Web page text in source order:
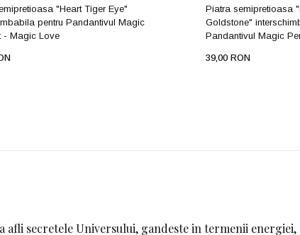
"Heart Tiger Eye"
pentru Pandantivul Magic
- Magic Love
Piatra semipretioasa
Goldstone"
Pandantivul Magic
39,00 RON
afli secretele Universului, gandeste in termenii